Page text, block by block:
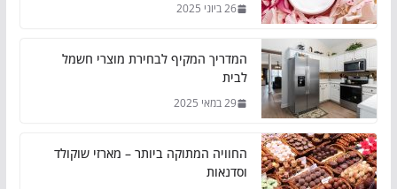
26 ביוני 2025
המדריך המקיף לבחירת מוצרי חשמל
לבית
29 במאי 2025
החוויה המתוקה ביותר – מארזי שוקולד
וסדנאות